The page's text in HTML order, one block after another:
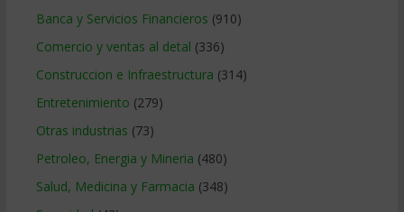
Banca y Servicios Financieros (910)
Comercio y ventas al detal (336)
Construccion e Infraestructura (314)
Entretenimiento (279)
Otras industrias (73)
Petroleo, Energia y Mineria (480)
Salud, Medicina y Farmacia (348)